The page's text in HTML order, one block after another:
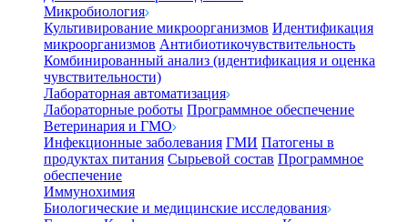
Микробиология
Культивирование микроорганизмов Идентификация
микроорганизмов Антибиотикочувствительность
Комбинированный анализ (идентификация и оценка
чувствительности)
Лабораторная автоматизация
Лабораторные роботы Программное обеспечение
Ветеринария и ГМО
Инфекционные заболевания ГМИ Патогены в
продуктах питания Сырьевой состав Программное
обеспечение
Иммунохимия
Биологические и медицинские исследования